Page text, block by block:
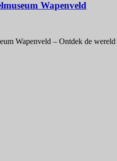
Wapenveld
Wapenveld – Ontdek de